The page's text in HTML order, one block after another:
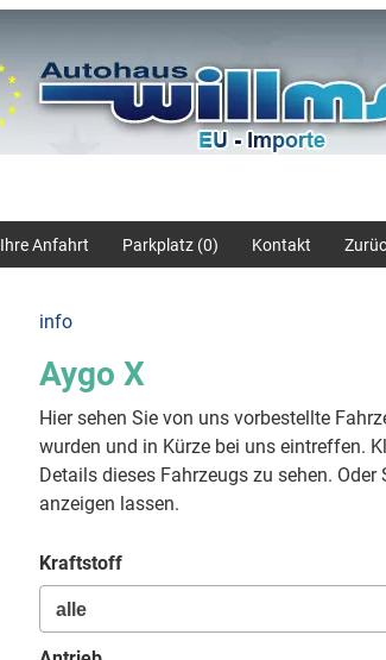
Ihre Anfahrt Parkplatz (0) Kontakt
info
Aygo X
Hier sehen Sie von uns vorbestellte
wurden und in Kürze bei uns eintreffen.
Details dieses Fahrzeugs zu sehen.
anzeigen lassen.
Kraftstoff